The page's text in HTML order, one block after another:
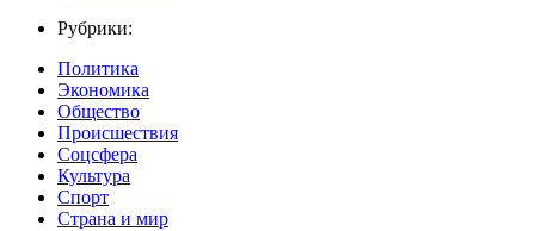
Рубрики:
Политика
Экономика
Общество
Происшествия
Соцсфера
Культура
Спорт
Страна и мир